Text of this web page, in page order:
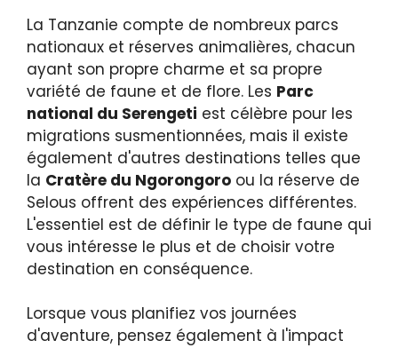
La Tanzanie compte de nombreux parcs
nationaux et réserves animalières, chacun
ayant son propre charme et sa propre
variété de faune et de flore. Les Parc
national du Serengeti est célèbre pour les
migrations susmentionnées, mais il existe
également d'autres destinations telles que
la Cratère du Ngorongoro ou la réserve de
Selous offrent des expériences différentes.
L'essentiel est de définir le type de faune qui
vous intéresse le plus et de choisir votre
destination en conséquence.
Lorsque vous planifiez vos journées
d'aventure, pensez également à l'impact